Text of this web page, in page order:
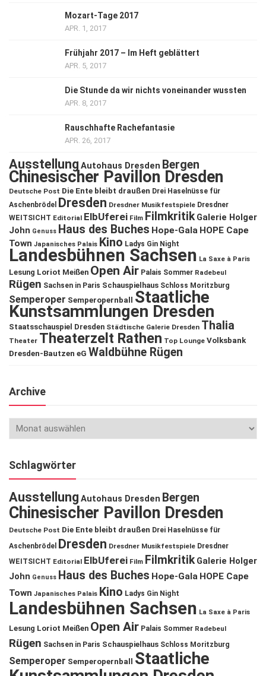
Mozart-Tage 2017
APR. 1, 2017
Frühjahr 2017 – Im Heft geblättert
APR. 5, 2017
Die Stunde da wir nichts voneinander wussten
APR. 8, 2017
Rauschhafte Rachefantasie
APR. 26, 2017
Ausstellung Autohaus Dresden Bergen
Chinesischer Pavillon Dresden
Deutsche Post Die Ente bleibt draußen Drei Haselnüsse für
Aschenbrödel
Dresden Dresdner Musikfestspiele Dresdner
WEITSICHT Editorial ElbUferei Film Filmkritik Galerie Holger
John Genuss Haus des Buches Hope-Gala HOPE Cape
Town Japanisches Palais Kino Ladys Gin Night
Landesbühnen Sachsen La Saxe à Paris
Lesung Loriot Meißen Open Air Palais Sommer Radebeul
Rügen Sachsen in Paris Schauspielhaus Schloss Moritzburg
Semperoper Semperopernball Staatliche
Kunstsammlungen Dresden
Staatsschauspiel Dresden Städtische Galerie Dresden Thalia
Theater Theaterzelt Rathen Top Lounge Volksbank
Dresden-Bautzen eG Waldbühne Rügen
Archive
Schlagwörter
Ausstellung Autohaus Dresden Bergen
Chinesischer Pavillon Dresden
Deutsche Post Die Ente bleibt draußen Drei Haselnüsse für
Aschenbrödel
Dresden Dresdner Musikfestspiele Dresdner
WEITSICHT Editorial ElbUferei Film Filmkritik Galerie Holger
John Genuss Haus des Buches Hope-Gala HOPE Cape
Town Japanisches Palais Kino Ladys Gin Night
Landesbühnen Sachsen La Saxe à Paris
Lesung Loriot Meißen Open Air Palais Sommer Radebeul
Rügen Sachsen in Paris Schauspielhaus Schloss Moritzburg
Semperoper Semperopernball
Staatliche